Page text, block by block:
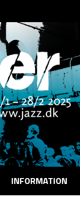
INFORMATION